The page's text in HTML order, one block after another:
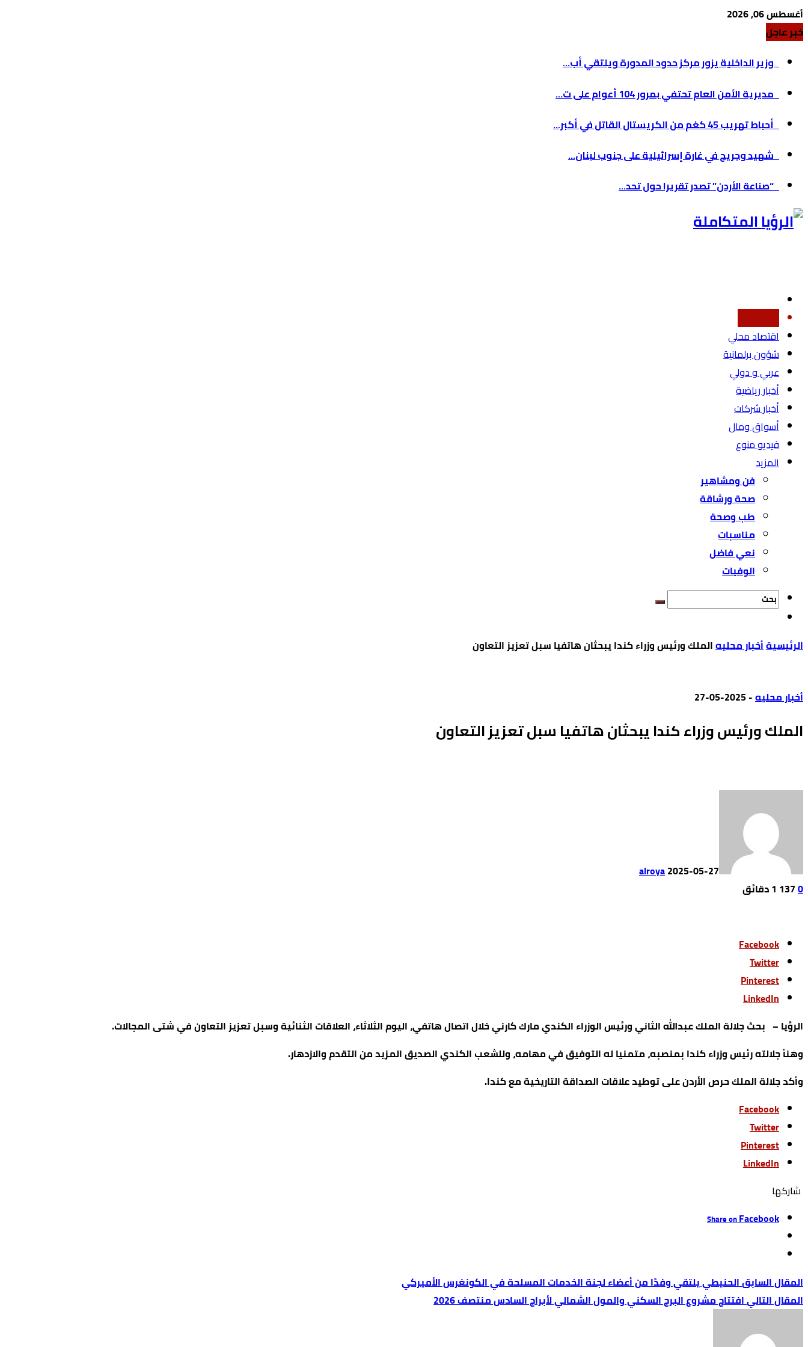
أغسطس 06, 2026
خبر عاجل
وزير الداخلية يزور مركز حدود المدورة ويلتقي أب...
مديرية الأمن العام تحتفي بمرور 104 أعوام على ت...
أحباط تهريب 45 كغم من الكريستال القاتل في أكبر...
شهيد وجريح في غارة إسرائيلية على جنوب لبنان...
“صناعة الأردن” تصدر تقريرا حول تحد...
اقتصاد محلي
شؤون برلمانية
عربي و دولي
أخبار رياضية
أخبار شركات
أسواق ومال
فيديو منوع
المزيد
فن ومشاهير
صحة ورشاقة
طب وصحة
مناسبات
نعي فاضل
الوفيات
‫الرئيسية‬أخبار محليهالملك ورئيس وزراء كندا يبحثان هاتفيا سبل تعزيز التعاون
أخبار محليه-
2025-05-27
الملك ورئيس وزراء كندا يبحثان هاتفيا سبل تعزيز التعاون
alroya2025-05-27
0
137 1 ‫دقائق‬
Facebook
Twitter
Pinterest
LinkedIn
الرؤيا – بحث جلالة الملك عبدالله الثاني ورئيس الوزراء الكندي مارك كارني خلال اتصال هاتفي، اليوم الثلاثاء، العلاقات الثنائية وسبل تعزيز التعاون في شتى المجالات.
وهنأ جلالته رئيس وزراء كندا بمنصبه، متمنيا له التوفيق في مهامه، وللشعب الكندي الصديق المزيد من التقدم والازدهار.
وأكد جلالة الملك حرص الأردن على توطيد علاقات الصداقة التاريخية مع كندا.
Facebook
Twitter
Pinterest
LinkedIn
‫‫ شاركها‬
Share onFacebook
الحنيطي يلتقي وفدًا من أعضاء لجنة الخدمات المسلحة في الكونغرس الأميركي
افتتاح مشروع البرج السكني والمول الشمالي لأبراج السادس منتصف 2026